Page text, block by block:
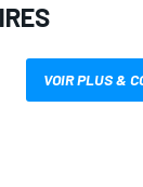
VOIR PLUS &